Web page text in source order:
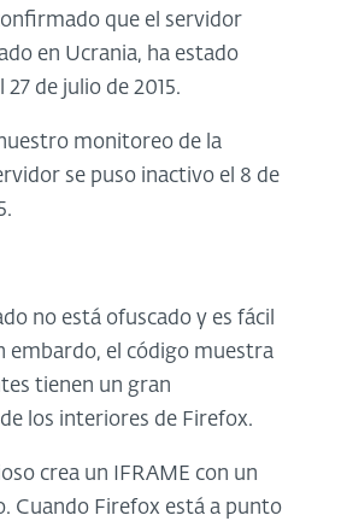
que el servidor
en Ucrania, ha estado
27 de julio de 2015.
monitoreo de la
se puso inactivo el 8 de
no está ofuscado y es fácil
embardo, el código muestra
tienen un gran
los interiores de Firefox.
crea un IFRAME con un
Cuando Firefox está a punto